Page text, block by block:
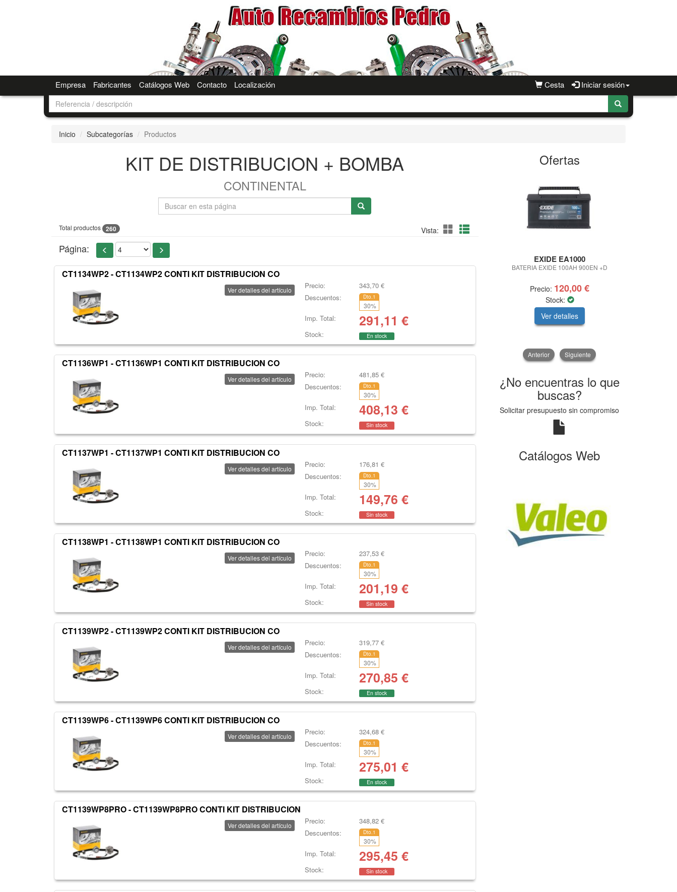
Cesta Iniciar sesión
Empresa Fabricantes Catálogos Web Contacto Localización
Inicio Subcategorías Productos
KIT DE DISTRIBUCION + BOMBA
CONTINENTAL
Total productos 260 Vista:
Página:
CT1134WP2 - CT1134WP2 CONTI KIT DISTRIBUCION CO
Ver detalles del artículo Precio: 343,70 €
Descuentos:
Dto.1
30%
Imp. Total: 291,11 €
Stock: En stock
CT1136WP1 - CT1136WP1 CONTI KIT DISTRIBUCION CO
Ver detalles del artículo Precio: 481,85 €
Descuentos:
Dto.1
30%
Imp. Total: 408,13 €
Stock: Sin stock
CT1137WP1 - CT1137WP1 CONTI KIT DISTRIBUCION CO
Ver detalles del artículo Precio: 176,81 €
Descuentos:
Dto.1
30%
Imp. Total: 149,76 €
Stock: Sin stock
CT1138WP1 - CT1138WP1 CONTI KIT DISTRIBUCION CO
Ver detalles del artículo Precio: 237,53 €
Descuentos:
Dto.1
30%
Imp. Total: 201,19 €
Stock: Sin stock
CT1139WP2 - CT1139WP2 CONTI KIT DISTRIBUCION CO
Ver detalles del artículo Precio: 319,77 €
Descuentos:
Dto.1
30%
Imp. Total: 270,85 €
Stock: En stock
CT1139WP6 - CT1139WP6 CONTI KIT DISTRIBUCION CO
Ver detalles del artículo Precio: 324,68 €
Descuentos:
Dto.1
30%
Imp. Total: 275,01 €
Stock: En stock
CT1139WP8PRO - CT1139WP8PRO CONTI KIT DISTRIBUCION
Ver detalles del artículo Precio: 348,82 €
Descuentos:
Dto.1
30%
Imp. Total: 295,45 €
Stock: Sin stock
Ofertas
EXIDE EA1000
BATERIA EXIDE 100AH 900EN +D
Precio: 120,00 €
Stock:
Ver detalles
Anterior Siguiente
¿No encuentras lo que
buscas?
Solicitar presupuesto sin compromiso
Catálogos Web